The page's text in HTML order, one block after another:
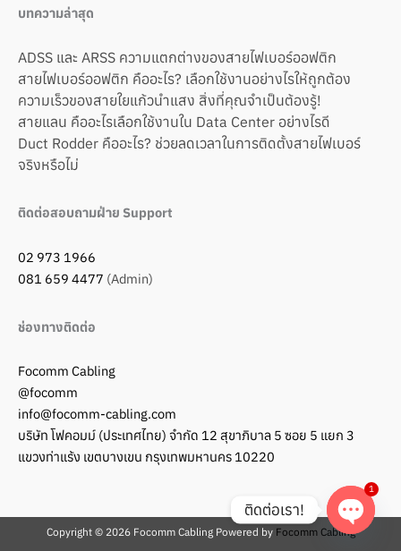
บทความล่าสุด
ADSS และ ARSS ความแตกต่างของสายไฟเบอร์ออฟติก
สายไฟเบอร์ออฟติก คืออะไร? เลือกใช้งานอย่างไรให้ถูกต้อง
ความเร็วของสายใยแก้วนำแสง สิ่งที่คุณจำเป็นต้องรู้!
สายแลน คืออะไรเลือกใช้งานใน Data Center อย่างไรดี
Duct Rodder คืออะไร? ช่วยลดเวลาในการติดตั้งสายไฟเบอร์
จริงหรือไม่
ติดต่อสอบถามฝ่าย Support
02 973 1966
081 659 4477 (Admin)
ช่องทางติดต่อ
Focomm Cabling
@focomm
info@focomm-cabling.com
บริษัท โฟคอมม์ (ประเทศไทย) จำกัด 12 สุขาภิบาล 5 ซอย 5 แยก 3
แขวงท่าแร้ง เขตบางเขน กรุงเทพมหานคร 10220
Copyright © 2026 Focomm Cabling Powered by Focomm Cabling
ติดต่อเรา!
Open
1